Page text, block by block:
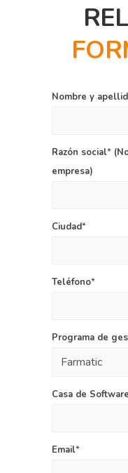
Nombre y
Razón social*
empresa)
Ciudad*
Teléfono*
Programa de
Casa de Software
Email*